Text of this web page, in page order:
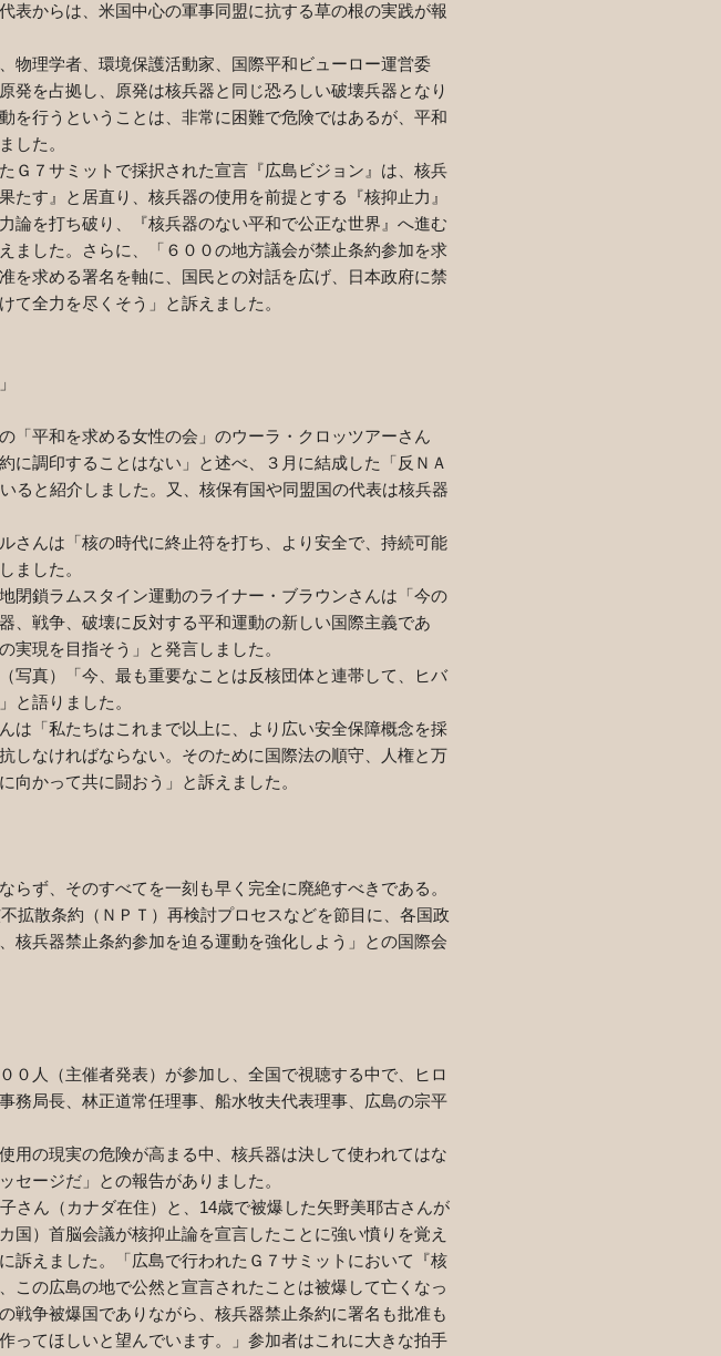
表からは、米国中心の軍事同盟に抗する草の根の実践が報
理学者、環境保護活動家、国際平和ビューロー運営委
発を占拠し、原発は核兵器と同じ恐ろしい破壊兵器となり
を行うということは、非常に困難で危険ではあるが、平和
した。
７サミットで採択された宣言『広島ビジョン』は、核兵
す』と居直り、核兵器の使用を前提とする『核抑止力』
論を打ち破り、『核兵器のない平和で公正な世界』へ進む
ました。さらに、「６００の地方議会が禁止条約参加を求
を求める署名を軸に、国民との対話を広げ、日本政府に禁
て全力を尽くそう」と訴えました。
平和を求める女性の会」のウーラ・クロッツアーさん
に調印することはない」と述べ、３月に結成した「反ＮＡ
ると紹介しました。又、核保有国や同盟国の代表は核兵器
んは「核の時代に終止符を打ち、より安全で、持続可能
ました。
鎖ラムスタイン運動のライナー・ブラウンさんは「今の
、戦争、破壊に反対する平和運動の新しい国際主義であ
実現を目指そう」と発言しました。
真）「今、最も重要なことは反核団体と連帯して、ヒバ
と語りました。
「私たちはこれまで以上に、より広い安全保障概念を採
しなければならない。そのために国際法の順守、人権と万
向かって共に闘おう」と訴えました。
ず、そのすべてを一刻も早く完全に廃絶すべきである。
拡散条約（ＮＰＴ）再検討プロセスなどを節目に、各国政
核兵器禁止条約参加を迫る運動を強化しよう」との国際会
人（主催者発表）が参加し、全国で視聴する中で、ヒロ
務局長、林正道常任理事、船水牧夫代表理事、広島の宗平
の現実の危険が高まる中、核兵器は決して使われてはな
セージだ」との報告がありました。
さん（カナダ在住）と、 14歳で被爆した矢野美耶古さんが
）首脳会議が核抑止論を宣言したことに強い憤りを覚え
訴えました。「広島で行われたＧ７サミットにおいて『核
この広島の地で公然と宣言されたことは被爆して亡くなっ
戦争被爆国でありながら、核兵器禁止条約に署名も批准も
ってほしいと望んでいます。」参加者はこれに大きな拍手